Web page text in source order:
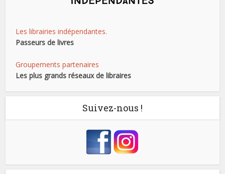
Les librairies indépendantes.
Passeurs de livres
Groupements partenaires
Les plus grands réseaux de libraires
Suivez-nous !